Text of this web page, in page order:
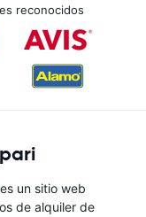
reconocidos
un sitio web
de alquiler de